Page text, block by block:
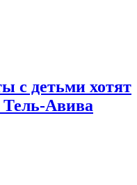
с детьми хотят
Тель-Авива